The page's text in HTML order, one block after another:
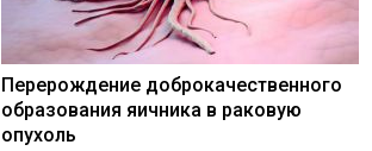
Перерождение доброкачественного
образования яичника в раковую
опухоль